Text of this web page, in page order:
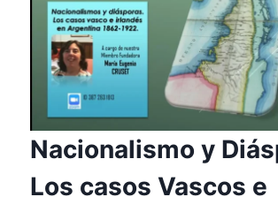
Nacionalismo y
Los casos Vascos e